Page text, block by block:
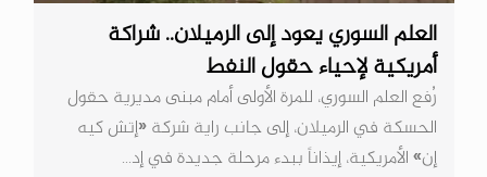
العلم السوري يعود إلى الرميلان.. شراكة
أمريكية لإحياء حقول النفط
رُفع العلم السوري، للمرة الأولى أمام مبنى مديرية حقول
الحسكة في الرميلان، إلى جانب راية شركة «إتش كيه
إن» الأمريكية، إيذاناً ببدء مرحلة جديدة في إد...